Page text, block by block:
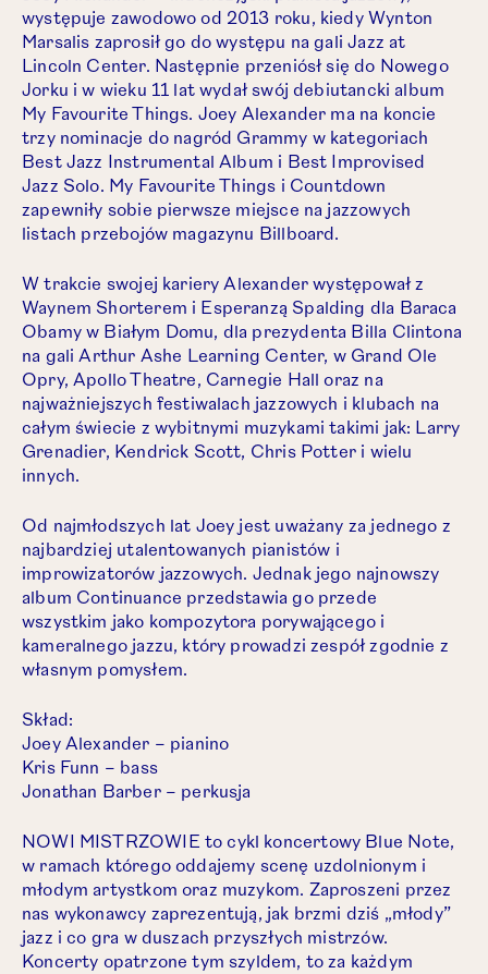
występuje zawodowo od 2013 roku, kiedy Wynton
Marsalis zaprosił go do występu na gali Jazz at
Lincoln Center. Następnie przeniósł się do Nowego
Jorku i w wieku 11 lat wydał swój debiutancki album
My Favourite Things. Joey Alexander ma na koncie
trzy nominacje do nagród Grammy w kategoriach
Best Jazz Instrumental Album i Best Improvised
Jazz Solo. My Favourite Things i Countdown
zapewniły sobie pierwsze miejsce na jazzowych
listach przebojów magazynu Billboard.
W trakcie swojej kariery Alexander występował z
Waynem Shorterem i Esperanzą Spalding dla Baraca
Obamy w Białym Domu, dla prezydenta Billa Clintona
na gali Arthur Ashe Learning Center, w Grand Ole
Opry, Apollo Theatre, Carnegie Hall oraz na
najważniejszych festiwalach jazzowych i klubach na
całym świecie z wybitnymi muzykami takimi jak: Larry
Grenadier, Kendrick Scott, Chris Potter i wielu
innych.
Od najmłodszych lat Joey jest uważany za jednego z
najbardziej utalentowanych pianistów i
improwizatorów jazzowych. Jednak jego najnowszy
album Continuance przedstawia go przede
wszystkim jako kompozytora porywającego i
kameralnego jazzu, który prowadzi zespół zgodnie z
własnym pomysłem.
Skład:
Joey Alexander – pianino
Kris Funn – bass
Jonathan Barber – perkusja
NOWI MISTRZOWIE to cykl koncertowy Blue Note,
w ramach którego oddajemy scenę uzdolnionym i
młodym artystkom oraz muzykom. Zaproszeni przez
nas wykonawcy zaprezentują, jak brzmi dziś „młody”
jazz i co gra w duszach przyszłych mistrzów.
Koncerty opatrzone tym szyldem, to za każdym